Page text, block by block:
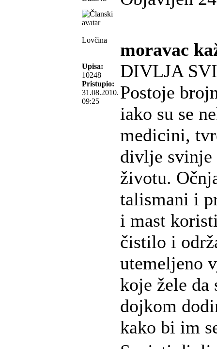
Lovčina
Upisa:
10248
Pristupio:
31.08.2010.
09:25
moravac
DIVLJA
Postoje
iako su se
medicini,
divlje svinje
životu.
talismani i
i mast
čistilo i
utemeljeno
koje žele da
dojkom
kako bi im